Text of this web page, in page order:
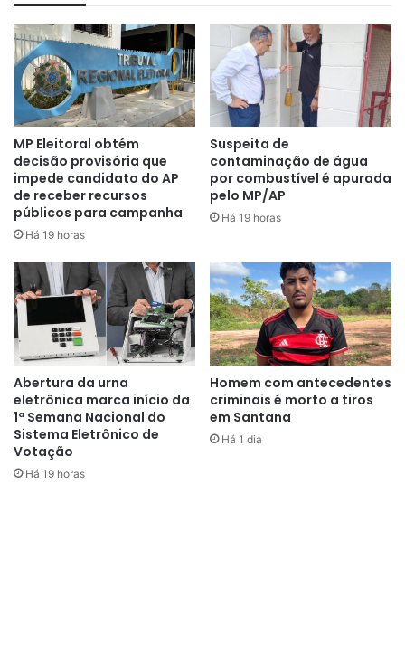
MP Eleitoral obtém
decisão provisória que
impede candidato do AP
de receber recursos
públicos para campanha
Há 19 horas
Suspeita de
contaminação de água
por combustível é apurada
pelo MP/AP
Há 19 horas
Abertura da urna
eletrônica marca início da
1ª Semana Nacional do
Sistema Eletrônico de
Votação
Há 19 horas
Homem com antecedentes
criminais é morto a tiros
em Santana
Há 1 dia